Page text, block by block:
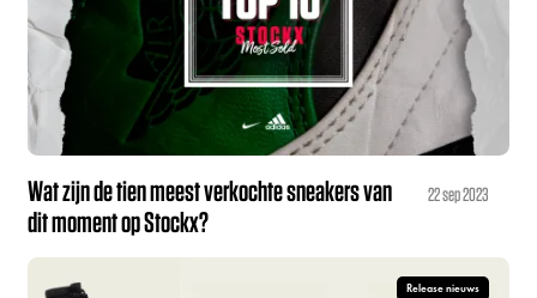
Wat zijn de tien meest verkochte sneakers van
dit moment op Stockx?
22 sep 2023
Release nieuws